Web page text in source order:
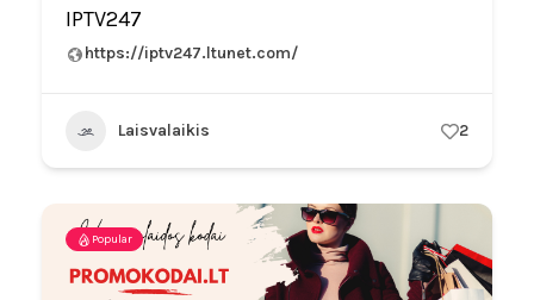
IPTV247
https://iptv247.ltunet.com/
Laisvalaikis 2
Popular